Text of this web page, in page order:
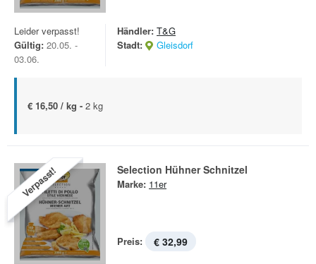
Leider verpasst!
Gültig: 20.05. -
03.06.
Händler: T&G
Stadt:
Gleisdorf
€ 16,50 / kg - 2 kg
Verpasst! Selection Hühner Schnitzel
Marke: 11er
Preis: € 32,99